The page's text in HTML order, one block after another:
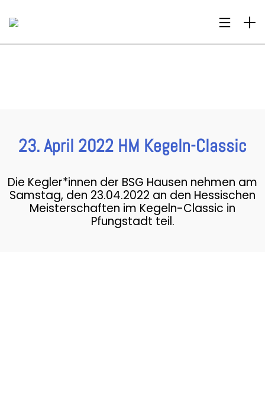
23. April 2022 HM Kegeln-Classic
Die Kegler*innen der BSG Hausen nehmen am
Samstag, den 23.04.2022 an den Hessischen
Meisterschaften im Kegeln-Classic in
Pfungstadt teil.